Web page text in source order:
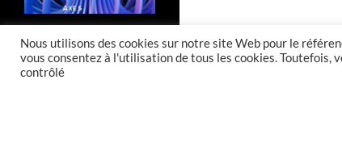
Nous utilisons des cookies sur notre site Web pour le
vous consentez à l'utilisation de tous les cookies.
contrôlé